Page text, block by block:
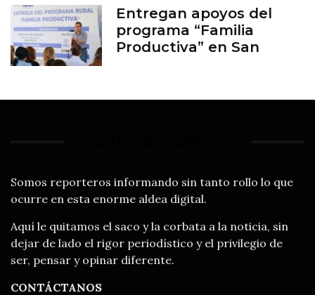
Entregan apoyos del
programa “Familia
Productiva” en San
Somos reporteros informando sin tanto rollo lo que
ocurre en esta enorme aldea digital.
Aquí le quitamos el saco y la corbata a la noticia, sin
dejar de lado el rigor periodístico y el privilegio de
ser, pensar y opinar diferente.
CONTÁCTANOS